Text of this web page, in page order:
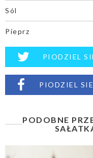
Sól
Pieprz
PIODZIEL
PIODZIEL
PODOBNE